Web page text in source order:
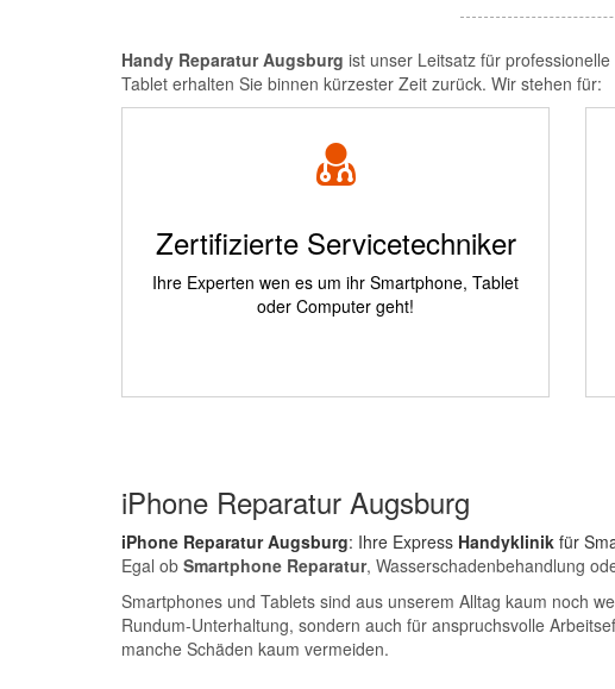
Handy Reparatur Augsburg ist unser Leitsatz für professionelle
Tablet erhalten Sie binnen kürzester Zeit zurück. Wir stehen für:
Zertifizierte Servicetechniker
Ihre Experten wen es um ihr Smartphone, Tablet
oder Computer geht!
iPhone Reparatur Augsburg
iPhone Reparatur Augsburg: Ihre Express Handyklinik für
Egal ob Smartphone Reparatur, Wasserschadenbehandlung
Smartphones und Tablets sind aus unserem Alltag kaum noch
Rundum-Unterhaltung, sondern auch für anspruchsvolle
manche Schäden kaum vermeiden.